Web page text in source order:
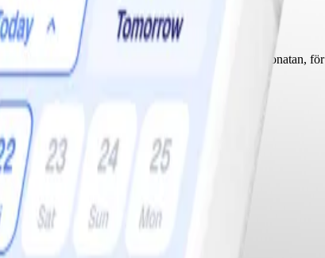
oliver och pinjenötter. Gör gärna en stor sats av caponatan,
dagen innan.